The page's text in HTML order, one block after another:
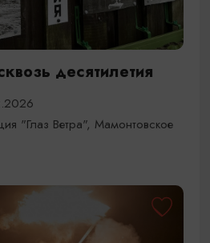
десятилетия
"Глаз Ветра", Мамонтовское